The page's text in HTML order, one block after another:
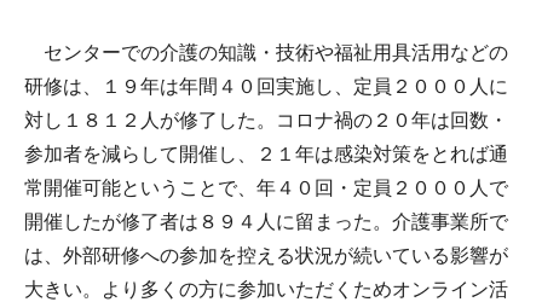
センターでの介護の知識・技術や福祉用具活用などの
研修は、１９年は年間４０回実施し、定員２０００人に
対し１８１２人が修了した。コロナ禍の２０年は回数・
参加者を減らして開催し、２１年は感染対策をとれば通
常開催可能ということで、年４０回・定員２０００人で
開催したが修了者は８９４人に留まった。介護事業所で
は、外部研修への参加を控える状況が続いている影響が
大きい。より多くの方に参加いただくためオンライン活